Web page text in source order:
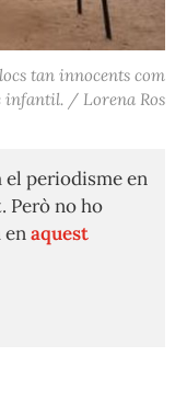
tan innocents com
infantil. / Lorena Ros
el periodisme en
Però no ho
enaquest